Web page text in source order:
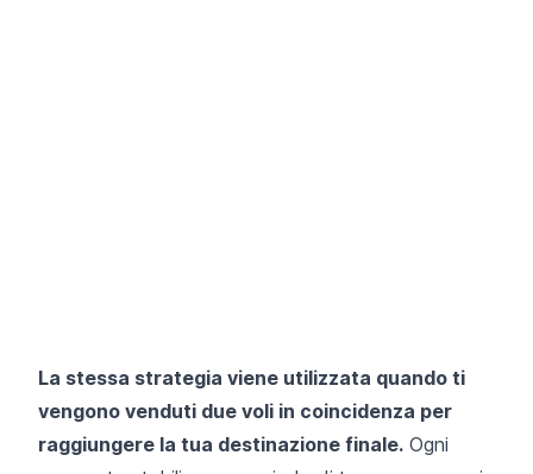
La stessa strategia viene utilizzata quando ti
vengono venduti due voli in coincidenza per
raggiungere la tua destinazione finale. Ogni